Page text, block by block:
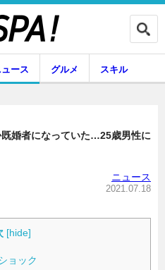
専門家インタビュー
ュース グルメ スキル
既婚者になっていた…25歳男性に
ニュース
2021.07.18
[hide]
ョック